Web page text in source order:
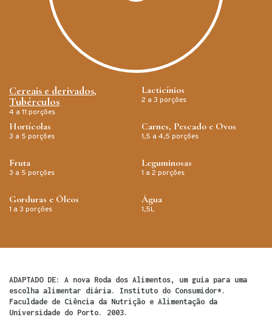
Cereais e derivados,
Tubérculos
4 a 11 porções
Hortícolas
3 a 5 porções
Fruta
3 a 5 porções
Gorduras e Óleos
1 a 3 porções
Lacticínios
2 a 3 porções
Carnes, Pescado e Ovos
1,5 a 4,5 porções
Leguminosas
1 a 2 porções
Água
1,5L
ADAPTADO DE: A nova Roda dos Alimentos, um guia para uma
escolha alimentar diária. Instituto do Consumidor*.
Faculdade de Ciência da Nutrição e Alimentação da
Universidade do Porto. 2003.